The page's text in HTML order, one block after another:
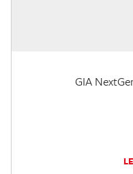
GIA